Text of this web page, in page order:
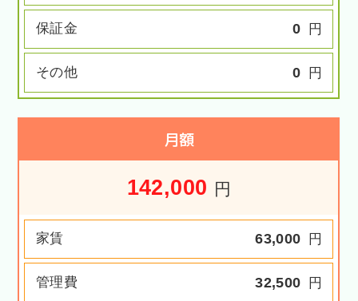
保証金 0 円
その他 0 円
月額
142,000 円
家賃 63,000 円
管理費 32,500 円